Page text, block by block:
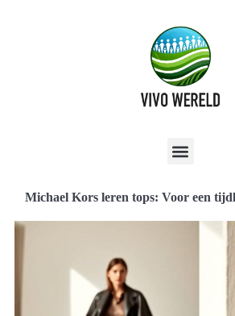
Michael Kors leren tops: Voor een